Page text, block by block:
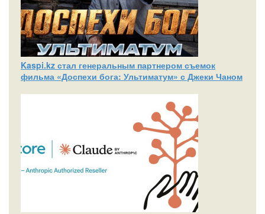
Kaspi.kz стал генеральным партнером съемок
фильма «Доспехи бога: Ультиматум» с Джеки Чаном